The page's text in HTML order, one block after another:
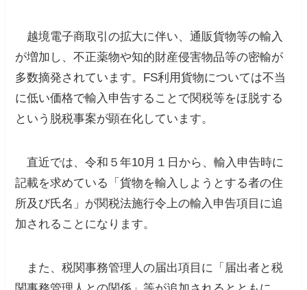
越境電子商取引の拡大に伴い、通販貨物等の輸入
が増加し、不正薬物や知的財産侵害物品等の密輸が
多数摘発されています。FS利用貨物については不当
に低い価格で輸入申告することで関税等をほ脱する
という脱税事案が顕在化しています。
直近では、令和５年10月１日から、輸入申告時に
記載を求めている「貨物を輸入しようとする者の住
所及び氏名」が関税法施行令上の輸入申告項目に追
加されることになります。
また、税関事務管理人の届出項目に「届出者と税